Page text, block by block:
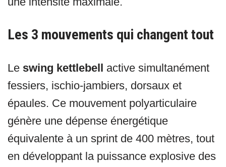
Les 3 mouvements qui changent tout
Le swing kettlebell active simultanément
fessiers, ischio-jambiers, dorsaux et
épaules. Ce mouvement polyarticulaire
génère une dépense énergétique
équivalente à un sprint de 400 mètres, tout
en développant la puissance explosive des